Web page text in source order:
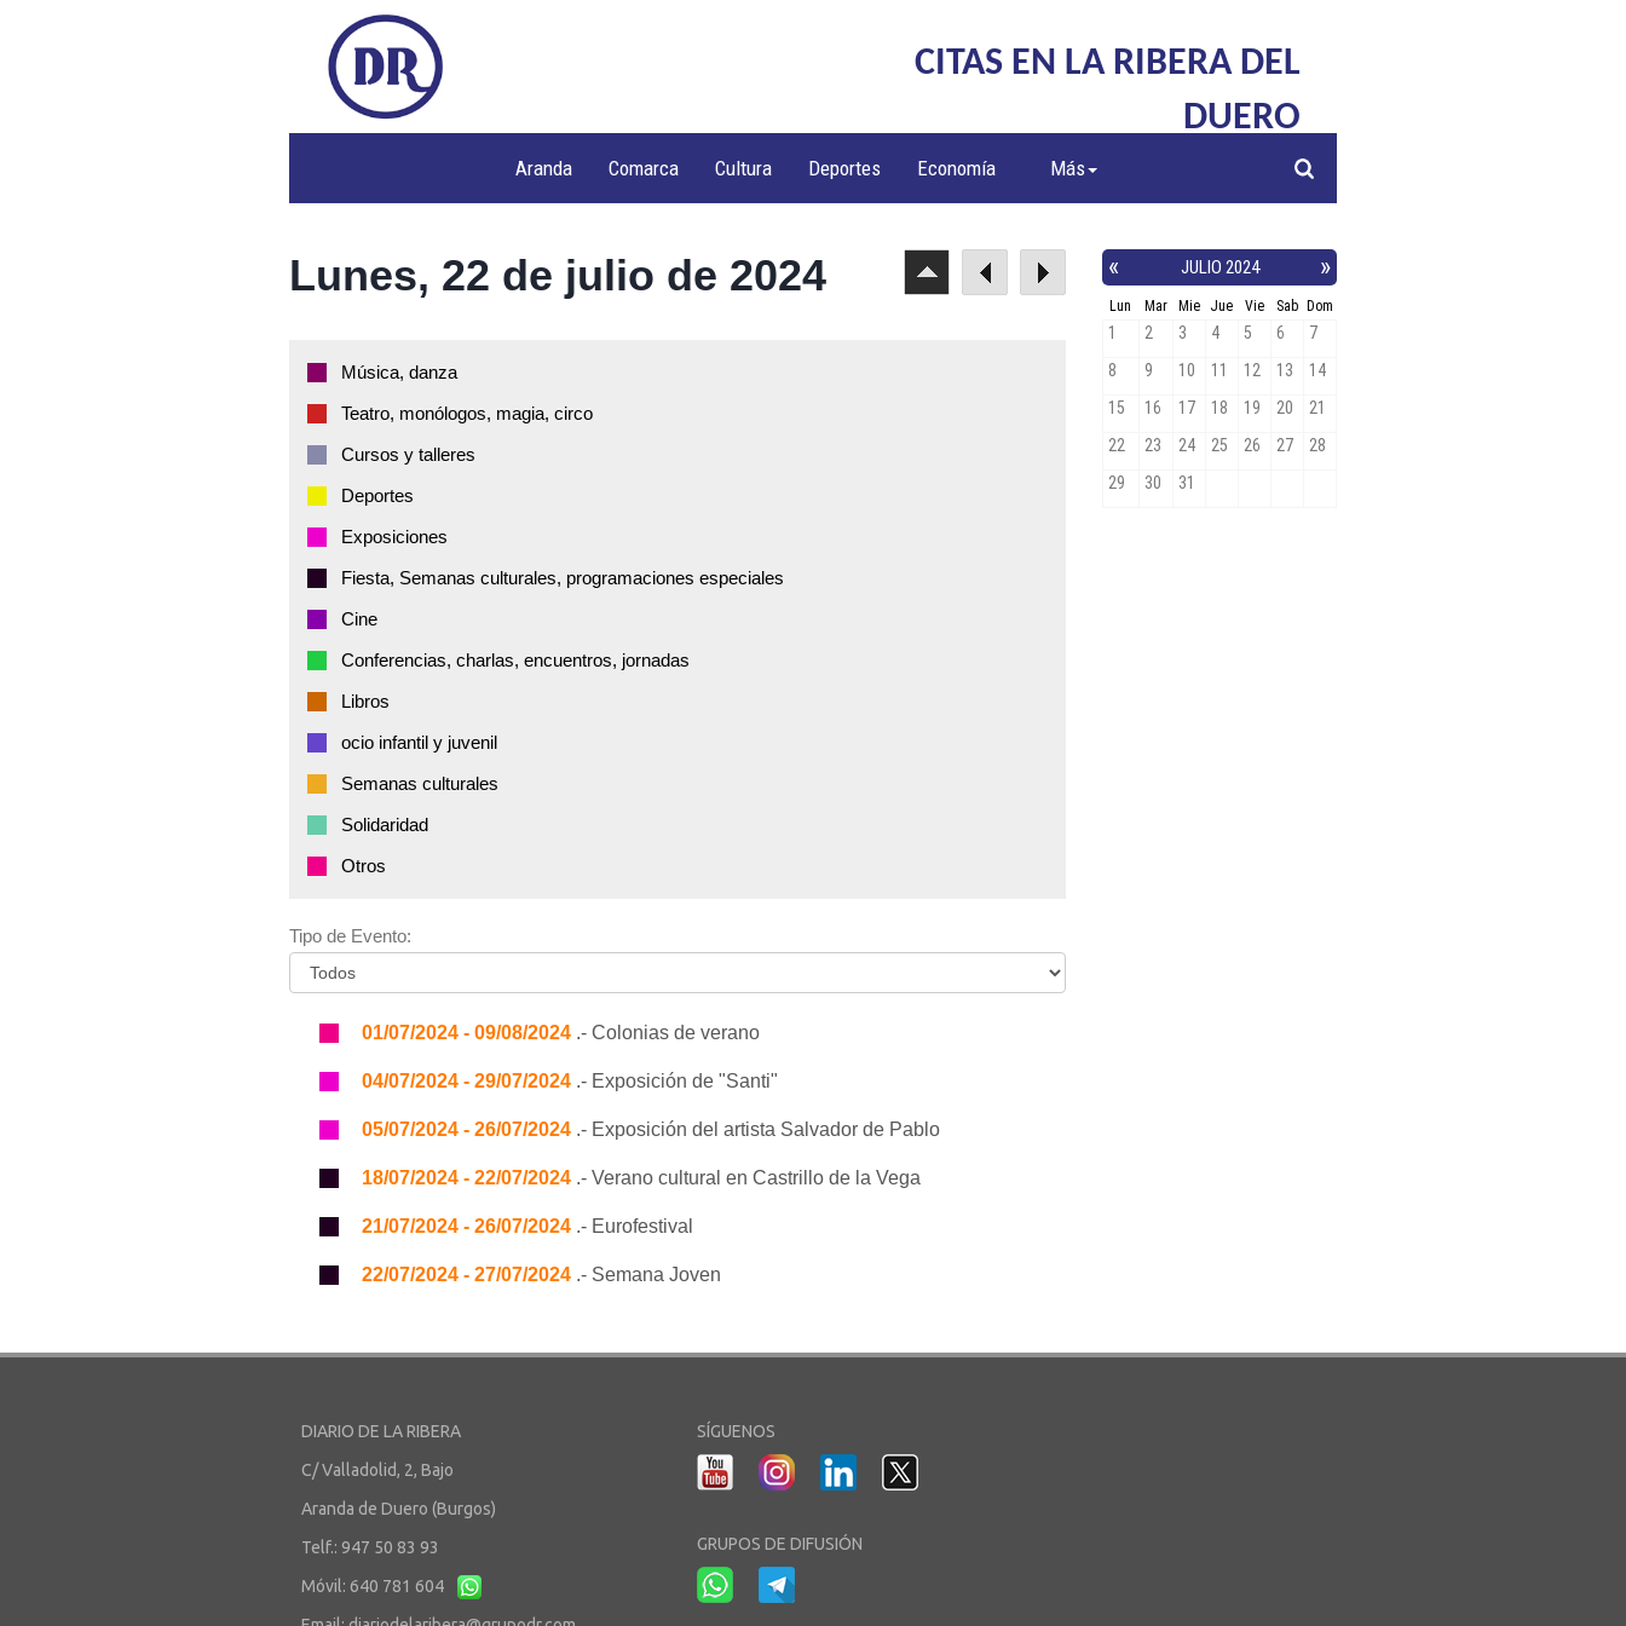
CITAS EN LA RIBERA DEL
DUERO
Aranda Comarca Cultura Deportes Economía Más
Lunes, 22 de julio de 2024
Música, danza
Teatro, monólogos, magia, circo
Cursos y talleres
Deportes
Exposiciones
Fiesta, Semanas culturales, programaciones especiales
Cine
Conferencias, charlas, encuentros, jornadas
Libros
ocio infantil y juvenil
Semanas culturales
Solidaridad
Otros
Tipo de Evento:
01/07/2024 - 09/08/2024 .- Colonias de verano
04/07/2024 - 29/07/2024 .- Exposición de "Santi"
05/07/2024 - 26/07/2024 .- Exposición del artista Salvador de Pablo
18/07/2024 - 22/07/2024 .- Verano cultural en Castrillo de la Vega
21/07/2024 - 26/07/2024 .- Eurofestival
22/07/2024 - 27/07/2024 .- Semana Joven
DIARIO DE LA RIBERA
C/ Valladolid, 2, Bajo
Aranda de Duero (Burgos)
Telf.: 947 50 83 93
Móvil: 640 781 604
SÍGUENOS
GRUPOS DE DIFUSIÓN